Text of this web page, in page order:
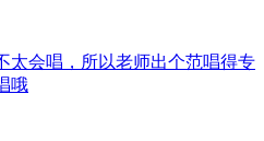
太会唱，所以老师出个范唱得专
哦